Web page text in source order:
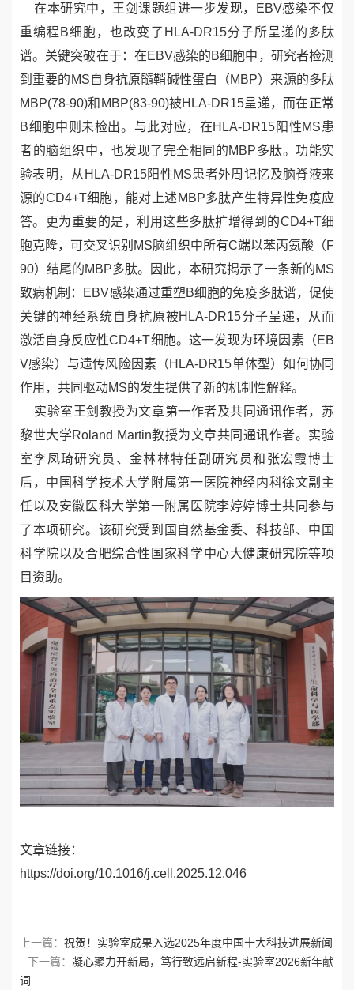
在本研究中，王剑课题组进一步发现，EBV感染不仅
重编程B细胞，也改变了HLA-DR15分子所呈递的多肽
谱。关键突破在于：在EBV感染的B细胞中，研究者检测
到重要的MS自身抗原髓鞘碱性蛋白（MBP）来源的多肽
MBP(78-90)和MBP(83-90)被HLA-DR15呈递，而在正常
B细胞中则未检出。与此对应，在HLA-DR15阳性MS患
者的脑组织中，也发现了完全相同的MBP多肽。功能实
验表明，从HLA-DR15阳性MS患者外周记忆及脑脊液来
源的CD4+T细胞，能对上述MBP多肽产生特异性免疫应
答。更为重要的是，利用这些多肽扩增得到的CD4+T细
胞克隆，可交叉识别MS脑组织中所有C端以苯丙氨酸（F
90）结尾的MBP多肽。因此，本研究揭示了一条新的MS
致病机制：EBV感染通过重塑B细胞的免疫多肽谱，促使
关键的神经系统自身抗原被HLA-DR15分子呈递，从而
激活自身反应性CD4+T细胞。这一发现为环境因素（EB
V感染）与遗传风险因素（HLA-DR15单体型）如何协同
作用，共同驱动MS的发生提供了新的机制性解释。
实验室 王剑 教授为文章第一作者及共同通讯作者，苏
黎世大学Roland Martin教授为文章共同通讯作者。实验
室李凤琦研究员、 金林林特任副研究员和 张宏霞博士
后，中国科学技术大学附属第一医院神经内科徐文副主
任以及安徽医科大学第一附属医院李婷婷博士共同参与
了本项研究。该研究受到国自然基金委、科技部、中国
科学院以及合肥综合性国家科学中心大健康研究院等项
目资助。
文章链接：
https://doi.org/10.1016/j.cell.2025.12.046
上一篇： 祝贺！实验室成果入选2025年度中国十大科技进展新闻
下一篇： 凝心聚力开新局，笃行致远启新程-实验室2026新年献
词